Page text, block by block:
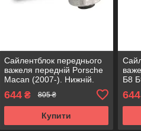
Сайлентблок переднього
важеля передній Porsche
Macan (2007-). Нижній.
Німеччина! 35381 ,
JBU1362 , VKDS331027
644₴ 805 ₴
Купити
Б8
644